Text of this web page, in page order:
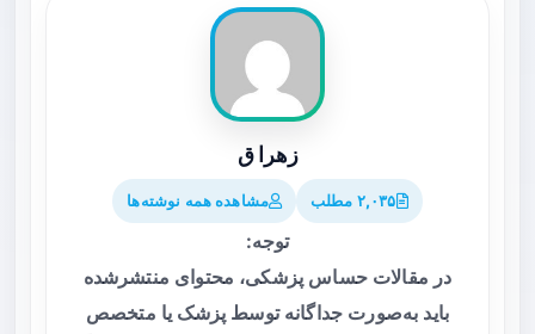
زهرا ق
۲,۰۳۵ مطلب مشاهده همه نوشته‌ها
توجه:
در مقالات حساس پزشکی، محتوای منتشرشده
باید به‌صورت جداگانه توسط پزشک یا متخصص